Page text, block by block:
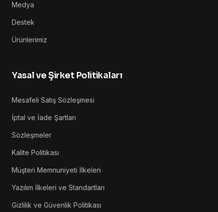
Medya
Destek
Ürünlerimiz
Yasal ve Şirket Politikaları
Mesafeli Satış Sözleşmesi
İptal ve İade Şartları
Sözleşmeler
Kalite Politikası
Müşteri Memnuniyeti İlkeleri
Yazılım İlkeleri ve Standartları
Gizlilik ve Güvenlik Politikası